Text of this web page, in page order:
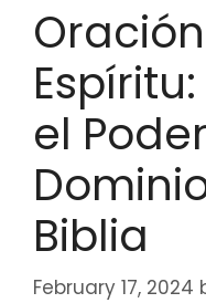
el
Biblia
February 17, 2024